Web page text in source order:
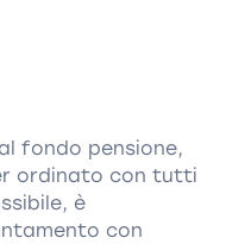
fondo pensione,
ordinato con tutti
è
con